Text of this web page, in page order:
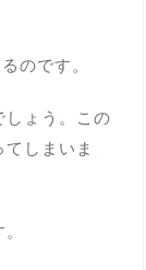
のです。
ょう。この
しまいま